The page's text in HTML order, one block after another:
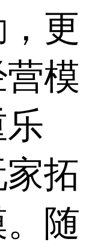
更
模
拓
随